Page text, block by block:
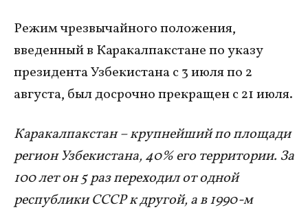
Режим чрезвычайного положения,
введенный в Каракалпакстане по указу
президента Узбекистана с 3 июля по 2
августа, был досрочно прекращен с 21 июля.
Каракалпакстан – крупнейший по площади
регион Узбекистана, 40% его территории. За
100 лет он 5 раз переходил от одной
республики СССР к другой, а в 1990-м